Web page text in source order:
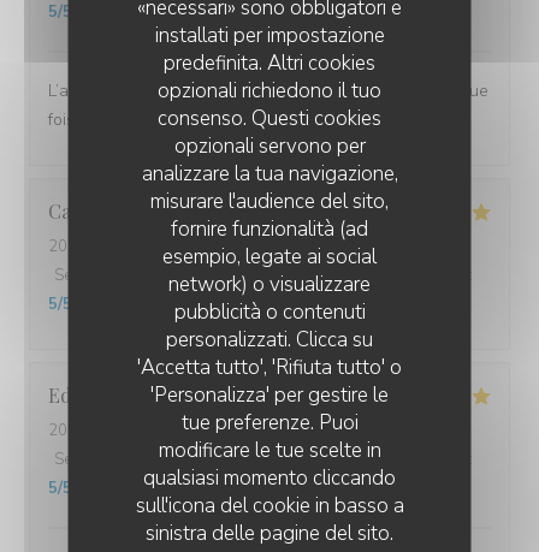
«necessari» sono obbligatori e
installati per impostazione
predefinita. Altri cookies
opzionali richiedono il tuo
consenso. Questi cookies
opzionali servono per
analizzare la tua navigazione,
misurare l'audience del sito,
fornire funzionalità (ad
esempio, legate ai social
network) o visualizzare
pubblicità o contenuti
personalizzati. Clicca su
'Accetta tutto', 'Rifiuta tutto' o
'Personalizza' per gestire le
tue preferenze. Puoi
modificare le tue scelte in
qualsiasi momento cliccando
sull'icona del cookie in basso a
sinistra delle pagine del sito.
5/5
L’accueil, le service et le repas délicieux comme à chaque
fois.
Catherine B
2026-02-11
- 12:15 - Ospiti 2
Servizio
Atmosfera: 5 /5 Cucina: 5/5 Qualità / Prezzo
5/5
Edwige
2026-02-07
- 19:00 - Ospiti 2
Servizio
Atmosfera: 5/5 Cucina:5/5 Qualità / Prezzo
5/5